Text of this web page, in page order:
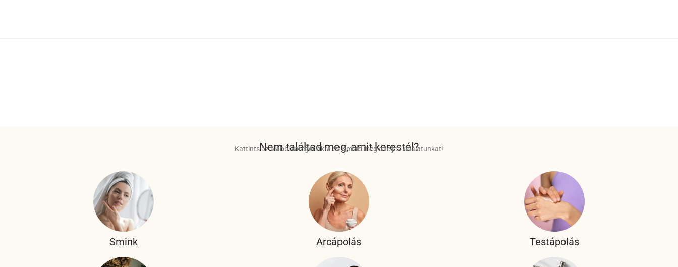
Nem találtad meg, amit kerestél?
Kattints az alábbi kategóriákra és ismerd meg a teljes kínálatunkat!
Smink Arcápolás Testápolás